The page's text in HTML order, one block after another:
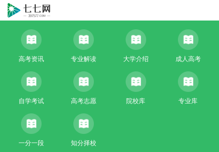
高考资讯 专业解读 大学介绍 成人高考
自学考试 高考志愿 院校库 专业库
一分一段 知分择校